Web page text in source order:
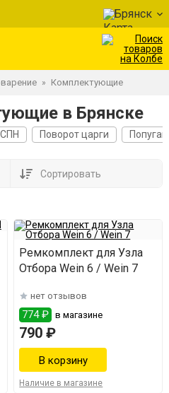
Брянск
» Комплектующие
в Брянске
СПН Поворот царги Попугай
Сортировать
Ремкомплект для Узла
Отбора Wein 6 / Wein 7
нет отзывов
774 ₽ в магазине
790 ₽
Наличие в магазине